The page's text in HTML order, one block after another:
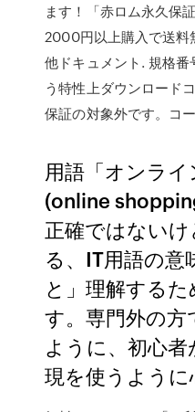
ます！「赤ロム永久保
2000円以上購入で送料
他ドキュメント. 規格
う特性上ダウンロード
保証の対象外です。コ
用語「オンラ
(online
正確ではない
る、IT用語の意
と」理解する
す。専門外の
ように、初心
現を使うように